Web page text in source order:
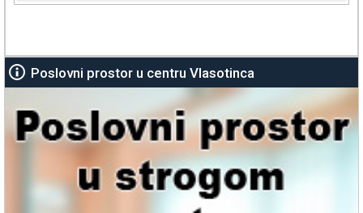
Poslovni prostor u centru Vlasotinca